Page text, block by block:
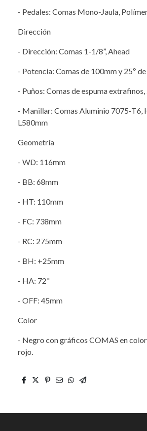
- Pedales: Comas Mono-Jaula,
Dirección
- Dirección: Comas 1-1/8”, Ahead
- Potencia: Comas de 100mm y 25º
- Puños: Comas de espuma
- Manillar: Comas Aluminio 7075-T6,
L580mm
Geometría
- WD: 116mm
- BB: 68mm
- HT: 110mm
- FC: 738mm
- RC: 275mm
- BH: +25mm
- HA: 72º
- OFF: 45mm
Color
- Negro con gráficos COMAS en
rojo.